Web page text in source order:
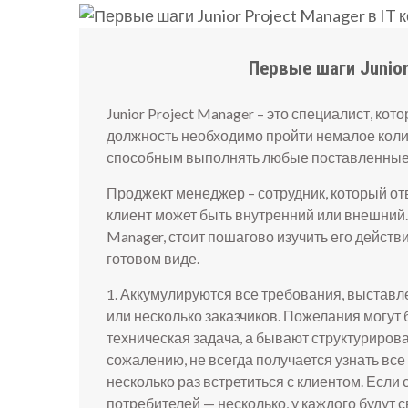
Первые шаги
Junior Project Manager – это специалист,
должность необходимо пройти немалое
способным выполнять любые
Проджект менеджер – сотрудник, который
клиент может быть внутренний или
Manager, стоит пошагово изучить его
готовом виде.
1. Аккумулируются все требования,
или несколько заказчиков. Пожелания
техническая задача, а бывают
сожалению, не всегда получается узнать
несколько раз встретиться с клиентом.
потребителей — несколько, у каждого будут